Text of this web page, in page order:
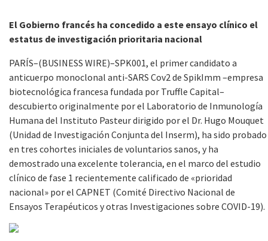
El Gobierno francés ha concedido a este ensayo clínico el
estatus de investigación prioritaria nacional
PARÍS–(BUSINESS WIRE)–SPK001, el primer candidato a
anticuerpo monoclonal anti-SARS Cov2 de SpikImm –empresa
biotecnológica francesa fundada por Truffle Capital–
descubierto originalmente por el Laboratorio de Inmunología
Humana del Instituto Pasteur dirigido por el Dr. Hugo Mouquet
(Unidad de Investigación Conjunta del Inserm), ha sido probado
en tres cohortes iniciales de voluntarios sanos, y ha
demostrado una excelente tolerancia, en el marco del estudio
clínico de fase 1 recientemente calificado de «prioridad
nacional» por el CAPNET (Comité Directivo Nacional de
Ensayos Terapéuticos y otras Investigaciones sobre COVID-19).